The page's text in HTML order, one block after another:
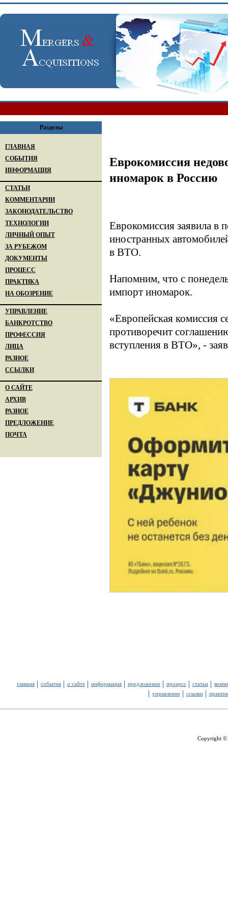
Разделы
ГЛАВНАЯ
СОБЫТИЯ
ИНФОРМАЦИЯ
СТАТЬИ
КОММЕНТАРИИ
ЗАКОНОДАТЕЛЬСТВО
ТЕХНОЛОГИИ
ЛИЧНЫЙ ОПЫТ
ЗА РУБЕЖОМ
ДОКУМЕНТЫ
ПРОЦЕСС
ПРАКТИКА
НА ОБОЗРЕНИЕ
УПРАВЛЕНИЕ
БАНКРОТСТВО
ПРОФЕССИЯ
ЛИЦА
РАЗНОЕ
ССЫЛКИ
О САЙТЕ
АРХИВ
РАЗНОЕ
ПРЕДЛОЖЕНИЕ
ПОЧТА
Еврокомиссия
иномарок в Россию
Еврокомиссия заявила в
иностранных
в ВТО.
Напомним, что с
импорт иномарок.
«Европейская комиссия
противоречит
вступления в ВТО», -
главная события о сайте информация предложение процесс статьи
управление
ссылки
Copyright ©